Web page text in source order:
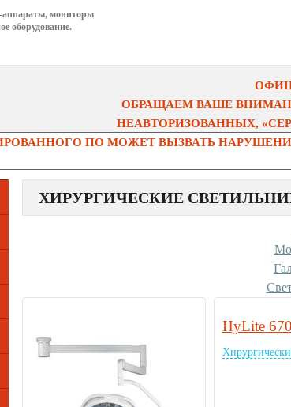
аппараты, мониторы
оборудование.
ОБРАЩАЕМ ВАШЕ
НЕАВТОРИЗОВАННЫХ,
ПО МОЖЕТ ВЫЗВАТЬ
ХИРУРГИЧЕСКИЕ
HyLite